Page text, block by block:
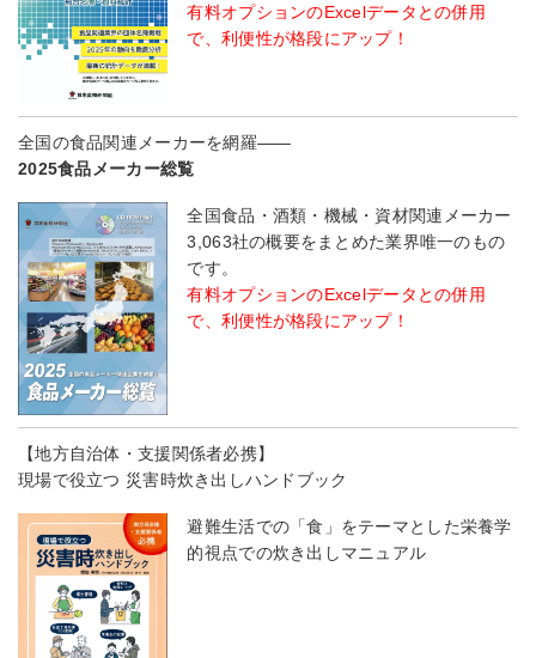
有料オプションのExcelデータとの併用
で、利便性が格段にアップ！
全国の食品関連メーカーを網羅――
2025食品メーカー総覧
全国食品・酒類・機械・資材関連メーカー
3,063社の概要をまとめた業界唯一のもの
です。
有料オプションのExcelデータとの併用
で、利便性が格段にアップ！
【地方自治体・支援関係者必携】
現場で役立つ 災害時炊き出しハンドブック
避難生活での「食」をテーマとした栄養学
的視点での炊き出しマニュアル